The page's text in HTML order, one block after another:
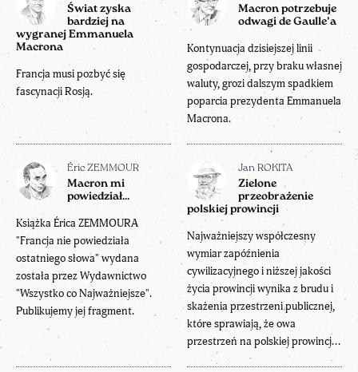
Świat zyska
bardziej na
wygranej Emmanuela
Macrona
Francja musi pozbyć się
fascynacji Rosją.
Macron potrzebuje
odwagi de Gaulle’a
Kontynuacja dzisiejszej linii
gospodarczej, przy braku własnej
waluty, grozi dalszym spadkiem
poparcia prezydenta Emmanuela
Macrona.
Éric ZEMMOUR
Macron mi
powiedział...
Książka Érica ZEMMOURA
"Francja nie powiedziała
ostatniego słowa" wydana
została przez Wydawnictwo
"Wszystko co Najważniejsze".
Publikujemy jej fragment.
Jan ROKITA
Zielone
przeobrażenie
polskiej prowincji
Najważniejszy współczesny
wymiar zapóźnienia
cywilizacyjnego i niższej jakości
życia prowincji wynika z brudu i
skażenia przestrzeni publicznej,
które sprawiają, że owa
przestrzeń na polskiej prowincj...